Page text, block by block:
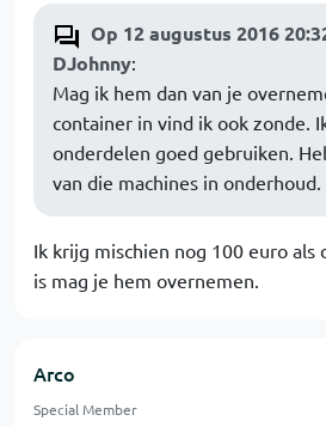
Op 12 augustus 2016
DJohnny:
Mag ik hem dan van je
container in vind ik ook zonde.
onderdelen goed gebruiken.
van die machines in onderhoud.
Ik krijg mischien nog 100 euro als
is mag je hem overnemen.
Arco
Special Member